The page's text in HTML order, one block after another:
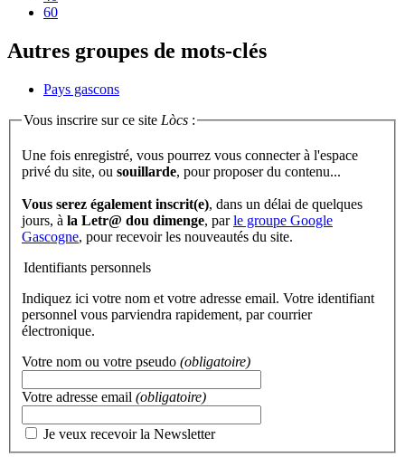
60
Autres groupes de mots-clés
Pays gascons
Vous inscrire sur ce site Lòcs :
Une fois enregistré, vous pourrez vous connecter à l'espace
privé du site, ou souillarde , pour proposer du contenu...
Vous serez également inscrit(e), dans un délai de quelques
jours, à la Letr@ dou dimenge, parle groupe Google
Gascogne, pour recevoir les nouveautés du site.
Identifiants personnels
Indiquez ici votre nom et votre adresse email. Votre identifiant
personnel vous parviendra rapidement, par courrier
électronique.
Votre nom ou votre pseudo (obligatoire)
Votre adresse email (obligatoire)
Je veux recevoir la Newsletter